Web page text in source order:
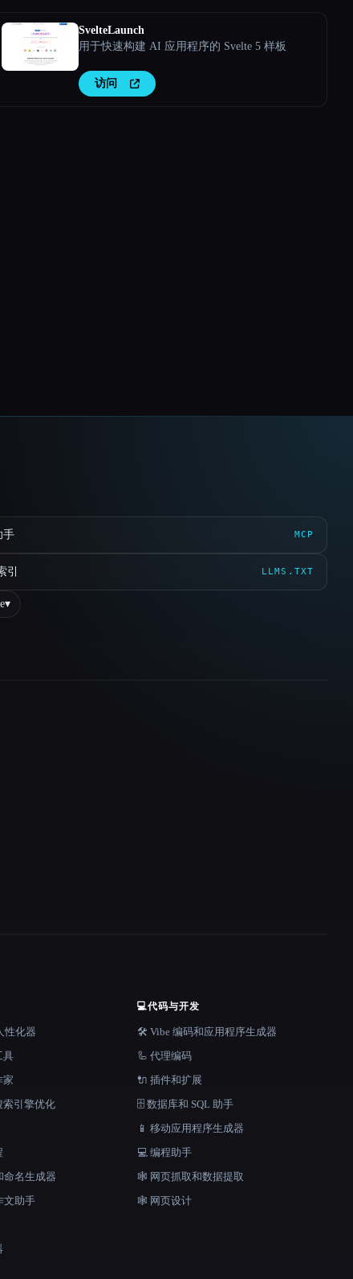
SvelteLaunch
用于快速构建 AI 应用程序的 Svelte 5 样板
访问
手 MCP
引 LLMS.TXT
▾
性化器
具
家
索引擎优化
名生成器
文助手
💻代码与开发
🛠️ Vibe 编码和应用程序生成器
🦾 代理编码
🔌 插件和扩展
🗄️ 数据库和 SQL 助手
📱 移动应用程序生成器
💻 编程助手
🕸️ 网页抓取和数据提取
🕸 网页设计